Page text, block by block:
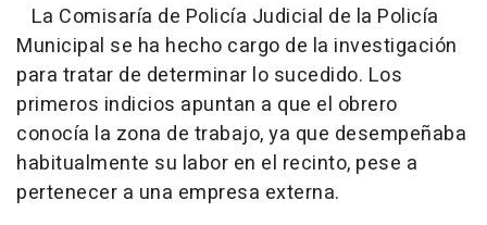
La Comisaría de Policía Judicial de la Policía
Municipal se ha hecho cargo de la investigación
para tratar de determinar lo sucedido. Los
primeros indicios apuntan a que el obrero
conocía la zona de trabajo, ya que desempeñaba
habitualmente su labor en el recinto, pese a
pertenecer a una empresa externa.